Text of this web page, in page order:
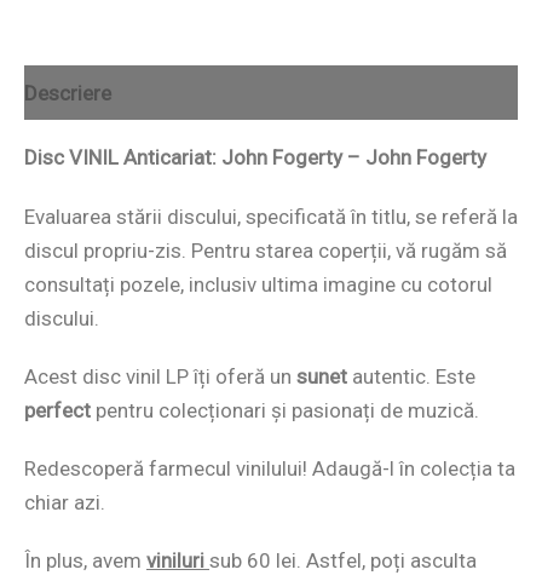
Descriere
Disc VINIL Anticariat: John Fogerty – John Fogerty
Evaluarea stării discului, specificată în titlu, se referă la
discul propriu-zis. Pentru starea coperții, vă rugăm să
consultați pozele, inclusiv ultima imagine cu cotorul
discului.
Acest disc vinil LP îți oferă un sunet autentic. Este
perfect pentru colecționari și pasionați de muzică.
Redescoperă farmecul vinilului! Adaugă-l în colecția ta
chiar azi.
În plus, avem viniluri sub 60 lei. Astfel, poți asculta